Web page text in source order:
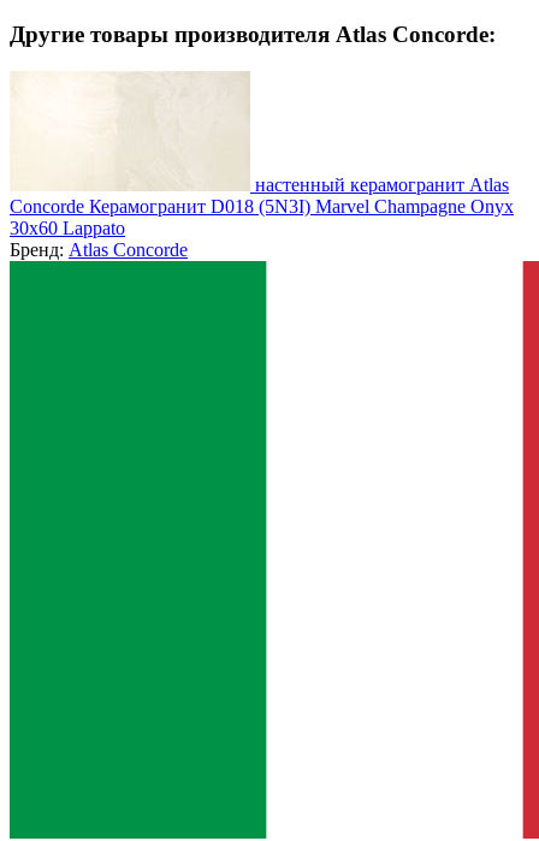
Другие товары производителя Atlas Concorde:
настенный керамогранит Atlas
Concorde Керамогранит D018 (5N3I) Marvel Champagne Onyx
30x60 Lappato
Бренд: Atlas Concorde